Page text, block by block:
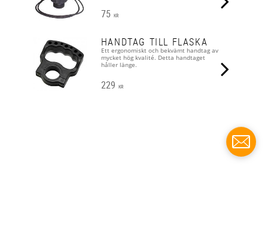
75 KR
HANDTAG TILL FLASKA
Ett ergonomiskt och bekvämt handtag av
mycket hög kvalité. Detta handtaget
håller länge.
229 KR